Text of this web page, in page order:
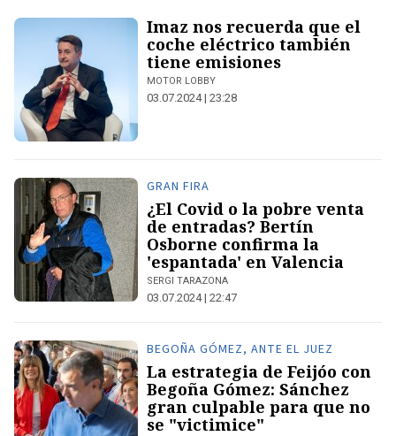
Imaz nos recuerda que el
coche eléctrico también
tiene emisiones
MOTOR LOBBY
03.07.2024 | 23:28
GRAN FIRA
¿El Covid o la pobre venta
de entradas? Bertín
Osborne confirma la
'espantada' en Valencia
SERGI TARAZONA
03.07.2024 | 22:47
BEGOÑA GÓMEZ, ANTE EL JUEZ
La estrategia de Feijóo con
Begoña Gómez: Sánchez
gran culpable para que no
se "victimice"